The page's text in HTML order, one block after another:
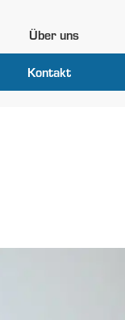
Über uns
Kontakt